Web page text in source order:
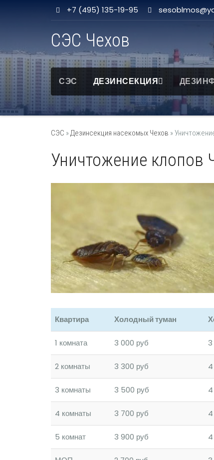
+7 (495) 135-19-95
СЭС Чехов
СЭС ДЕЗИНСЕКЦИЯ
СЭС »Дезинсекция насекомых Чехов »
Уничтожение клопов
Квартира Холодный туман
1 комната 3 000 руб
2 комнаты 3 300 руб
3 комнаты 3 500 руб
4 комнаты 3 700 руб
5 комнат 3 900 руб